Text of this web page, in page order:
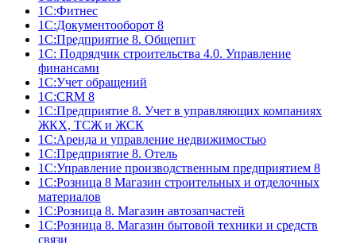
1С:Фитнес
1С:Документооборот 8
1С:Предприятие 8. Общепит
1С: Подрядчик строительства 4.0. Управление
финансами
1С:Учет обращений
1C:CRM 8
1С:Предприятие 8. Учет в управляющих компаниях
ЖКХ, ТСЖ и ЖСК
1С:Аренда и управление недвижимостью
1С:Предприятие 8. Отель
1C:Управление производственным предприятием 8
1С:Розница 8 Магазин строительных и отделочных
материалов
1С:Розница 8. Магазин автозапчастей
1С:Розница 8. Магазин бытовой техники и средств
связи